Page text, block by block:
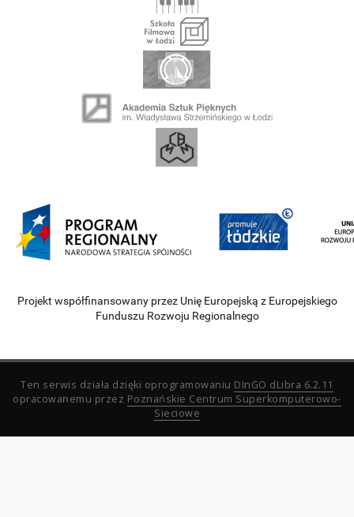
Projekt współfinansowany przez Unię Europejską z Europejskiego
Funduszu Rozwoju Regionalnego
Ten serwis działa dzięki oprogramowaniu DInGO dLibra 6.2.11
opracowanemu przez Poznańskie Centrum Superkomputerowo-
Sieciowe